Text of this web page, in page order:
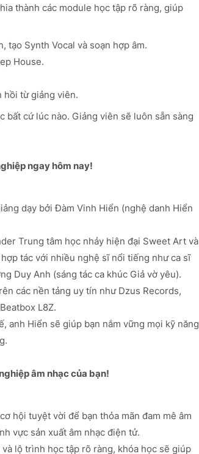
thành các module học tập rõ ràng, giúp
tạo Synth Vocal và soạn hợp âm.
House.
hồi từ giảng viên.
bất cứ lúc nào. Giảng viên sẽ luôn sẵn sàng
ngay hôm nay!
dạy bởi Đàm Vinh Hiển (nghệ danh Hiển
Trung tâm học nhảy hiện đại Sweet Art và
tác với nhiều nghệ sĩ nổi tiếng như ca sĩ
Duy Anh (sáng tác ca khúc Giả vờ yêu).
các nền tảng uy tín như Dzus Records,
L8Z.
anh Hiển sẽ giúp bạn nắm vững mọi kỹ năng
âm nhạc của bạn!
hội tuyệt vời để bạn thỏa mãn đam mê âm
vực sản xuất âm nhạc điện tử.
lộ trình học tập rõ ràng, khóa học sẽ giúp